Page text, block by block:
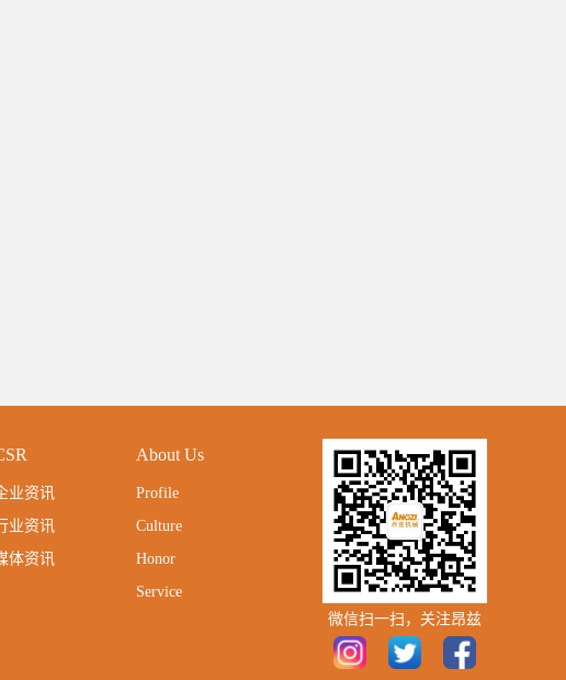
业资讯
业资讯
体资讯
About Us
Profile
Culture
Honor
Service
微信扫一扫，关注昂兹